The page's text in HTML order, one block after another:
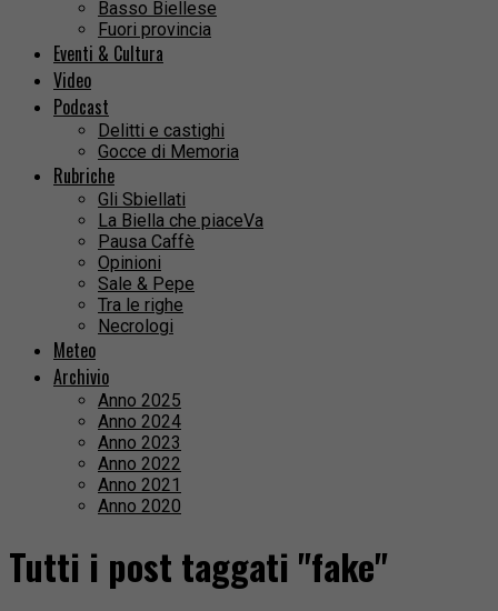
Basso Biellese
Fuori provincia
Eventi & Cultura
Video
Podcast
Delitti e castighi
Gocce di Memoria
Rubriche
Gli Sbiellati
La Biella che piaceVa
Pausa Caffè
Opinioni
Sale & Pepe
Tra le righe
Necrologi
Meteo
Archivio
Anno 2025
Anno 2024
Anno 2023
Anno 2022
Anno 2021
Anno 2020
Tutti i post taggati "fake"